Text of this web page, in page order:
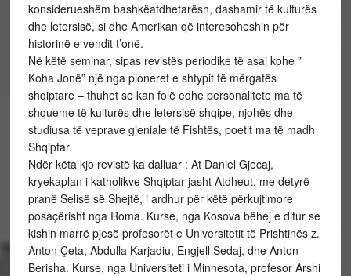
konsiderueshëm bashkëatdhetarësh, dashamir të kulturës
dhe letersisë, si dhe Amerikan që interesoheshin për
historinë e vendit t’onë.
Në këtë seminar, sipas revistës periodike të asaj kohe ”
Koha Jonë” një nga pioneret e shtypit të mërgatës
shqiptare – thuhet se kan folë edhe personalitete ma të
shqueme të kulturës dhe letersisë shqipe, njohës dhe
studiusa të veprave gjeniale të Fishtës, poetit ma të madh
Shqiptar.
Ndër këta kjo revistë ka dalluar : At Daniel Gjecaj,
kryekaplan i katholikve Shqiptar jasht Atdheut, me detyrë
pranë Selisë së Shejtë, i ardhur për këtë përkujtimore
posaçërisht nga Roma. Kurse, nga Kosova bëhej e ditur se
kishin marrë pjesë profesorët e Universitetit të Prishtinës z.
Anton Çeta, Abdulla Karjadiu, Engjell Sedaj, dhe Anton
Berisha. Kurse, nga Universiteti i Minnesota, profesor Arshi